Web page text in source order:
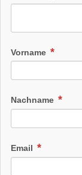
Vorname
Nachname
Email